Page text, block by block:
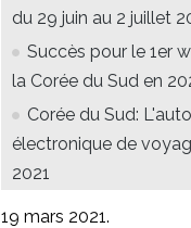
du 29 juin au 2 juillet
Succès pour le 1er
la Corée du Sud en
Corée du Sud:
électronique de
2021
19 mars 2021.